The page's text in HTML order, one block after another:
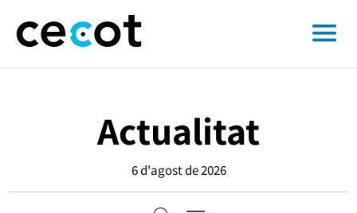
Actualitat
6 d'agost de 2026